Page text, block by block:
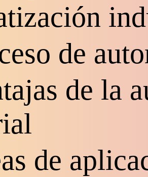
de
de la
de